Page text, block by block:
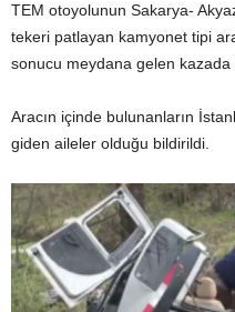
TEM otoyolunun Sakarya-
tekeri patlayan kamyonet tipi
sonucu meydana gelen kazada
Aracın içinde bulunanların
giden aileler olduğu bildirildi.